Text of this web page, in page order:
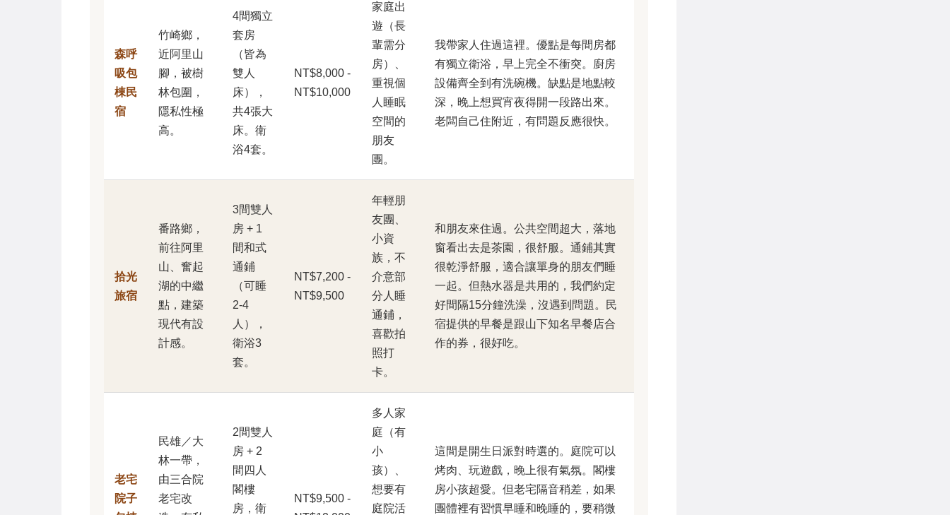
森呼
吸包
棟民
宿
竹崎鄉，
近阿里山
腳，被樹
林包圍，
隱私性極
高。
4間獨立
套房
（皆為
雙人
床），
共4張大
床。衛
浴4套。
NT$8,000 -
NT$10,000
家庭出
遊（長
輩需分
房）、
重視個
人睡眠
空間的
朋友
團。
我帶家人住過這裡。優點是每間房都
有獨立衛浴，早上完全不衝突。廚房
設備齊全到有洗碗機。缺點是地點較
深，晚上想買宵夜得開一段路出來。
老闆自己住附近，有問題反應很快。
拾光
旅宿
番路鄉，
前往阿里
山、奮起
湖的中繼
點，建築
現代有設
計感。
3間雙人
房 + 1
間和式
通鋪
（可睡
2-4
人），
衛浴3
套。
NT$7,200 -
NT$9,500
年輕朋
友團、
小資
族，不
介意部
分人睡
通鋪，
喜歡拍
照打
卡。
和朋友來住過。公共空間超大，落地
窗看出去是茶園，很舒服。通鋪其實
很乾淨舒服，適合讓單身的朋友們睡
一起。但熱水器是共用的，我們約定
好間隔15分鐘洗澡，沒遇到問題。民
宿提供的早餐是跟山下知名早餐店合
作的券，很好吃。
老宅
院子
民雄／大
林一帶，
由三合院
老宅改
2間雙人
房 + 2
間四人
閣樓
房，衛
NT$9,500 -
多人家
庭（有
小
孩）、
想要有
庭院活
這間是開生日派對時選的。庭院可以
烤肉、玩遊戲，晚上很有氣氛。閣樓
房小孩超愛。但老宅隔音稍差，如果
團體裡有習慣早睡和晚睡的，要稍微